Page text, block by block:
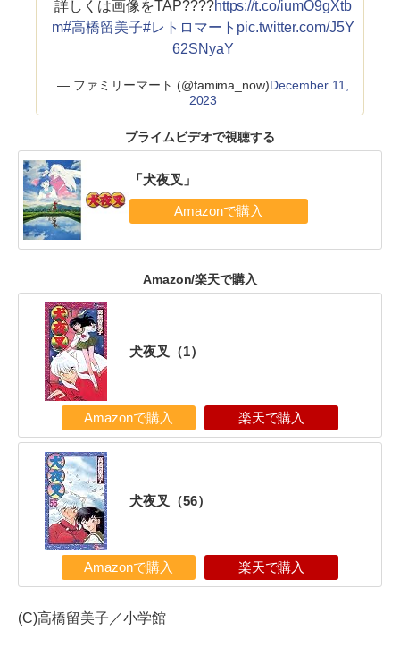
詳しくは画像をTAP????https://t.co/iumO9gXtb
m#高橋留美子#レトロマート pic.twitter.com/J5Y
62SNyaY
— ファミリーマート (@famima_now)December 11,
2023
プライムビデオで視聴する
「犬夜叉」
Amazon/楽天で購入
犬夜叉（1）
Amazonで購入 楽天で購入
犬夜叉（56）
Amazonで購入 楽天で購入
(C)高橋留美子／小学館